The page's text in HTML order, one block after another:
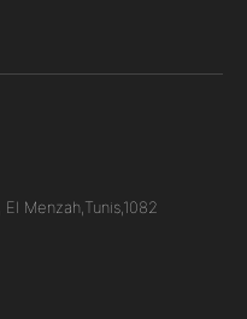
Menzah,Tunis,1082